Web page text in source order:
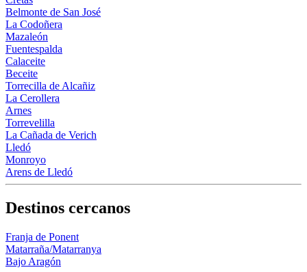
Belmonte de San José
La Codoñera
Mazaleón
Fuentespalda
Calaceite
Beceite
Torrecilla de Alcañiz
La Cerollera
Arnes
Torrevelilla
La Cañada de Verich
Lledó
Monroyo
Arens de Lledó
Destinos cercanos
Franja de Ponent
Matarraña/Matarranya
Bajo Aragón